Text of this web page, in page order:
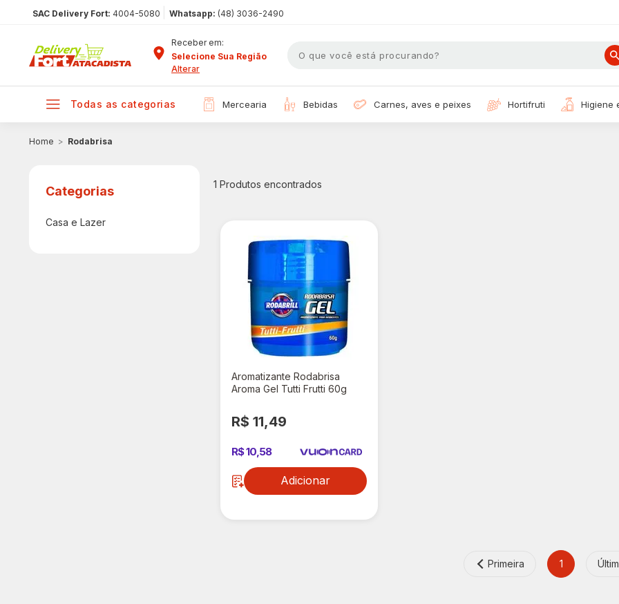
SAC Delivery Fort: 4004-5080 Whatsapp: (48) 3036-2490
Receber em:
Selecione Sua Região
Alterar
todas as categorias mercearia bebidas carnes, aves e peixes hortifruti
Rodabrisa
Casa e Lazer
1 Produtos encontrados
Aromatizante Rodabrisa
Aroma Gel Tutti Frutti 60g
R$ 11,49
R$ 10,58
Adicionar
Primeira 1